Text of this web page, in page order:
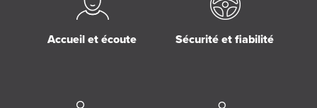
Accueil et écoute Sécurité et fiabilité